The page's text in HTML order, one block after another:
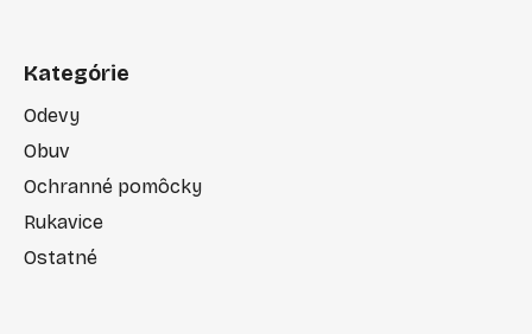
Kategórie
Odevy
Obuv
Ochranné pomôcky
Rukavice
Ostatné